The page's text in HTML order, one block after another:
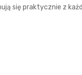
się praktycznie z